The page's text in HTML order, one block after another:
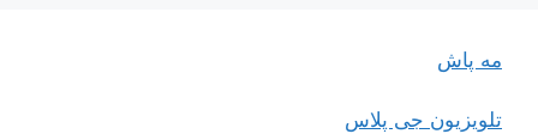
مه پاش
تلویزیون جی پلاس